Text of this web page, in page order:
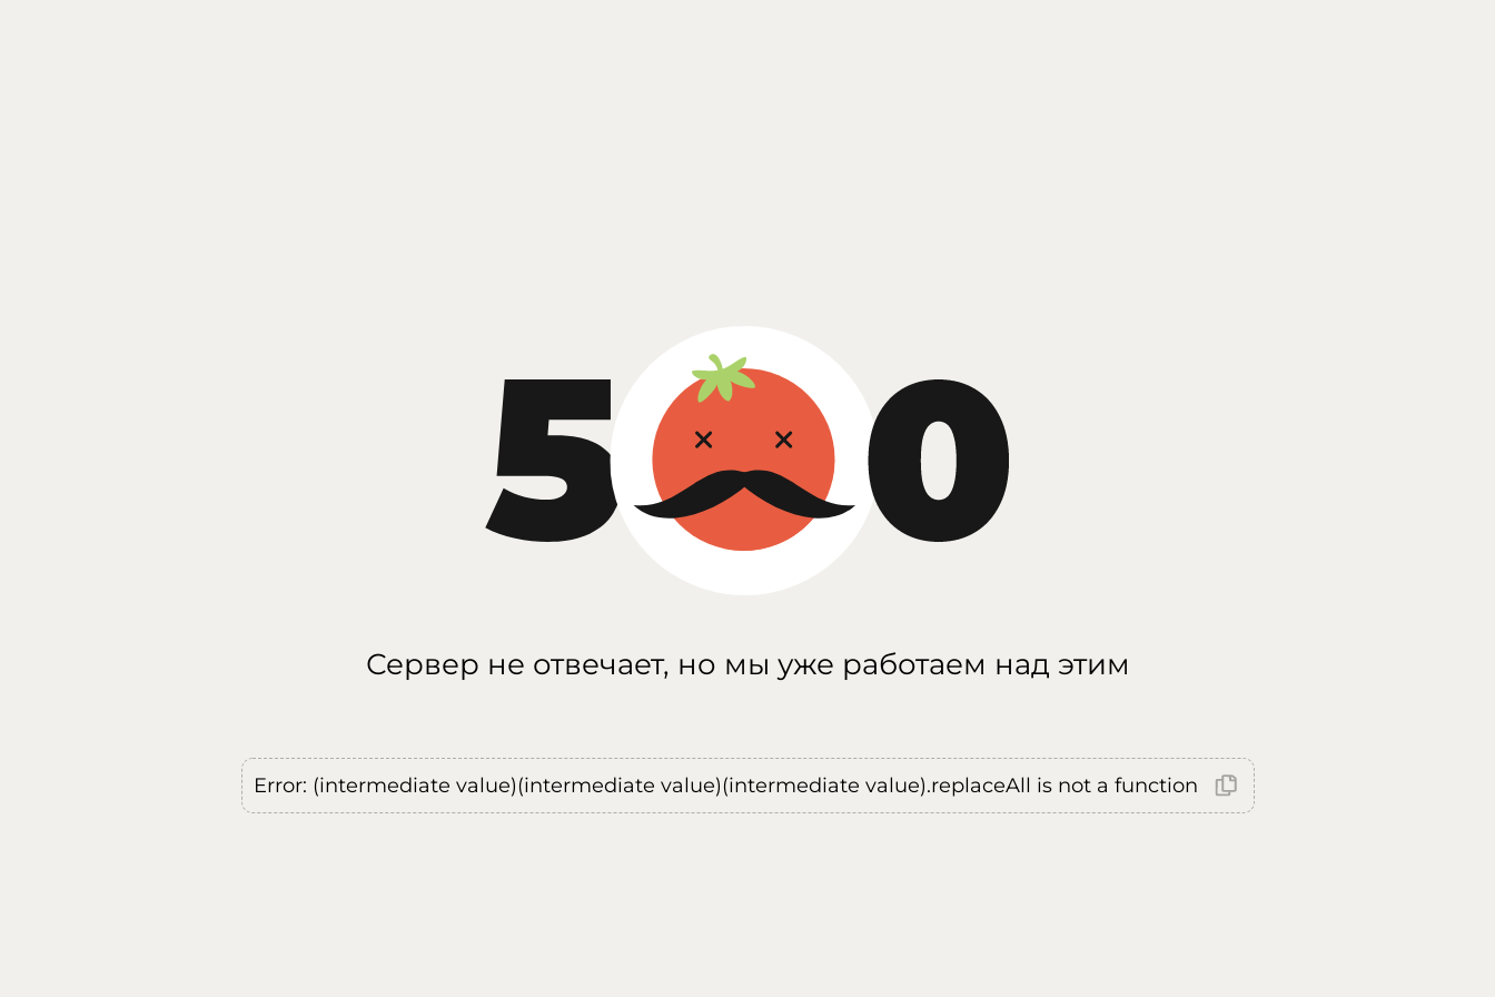
Сервер не отвечает, но мы уже работаем над этим
Error: (intermediate value)(intermediate value)(intermediate value).replaceAll is not a function